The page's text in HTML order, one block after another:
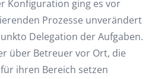
Konfiguration ging es vor
Prozesse unverändert
Delegation der Aufgaben.
über Betreuer vor Ort, die
ihren Bereich setzen